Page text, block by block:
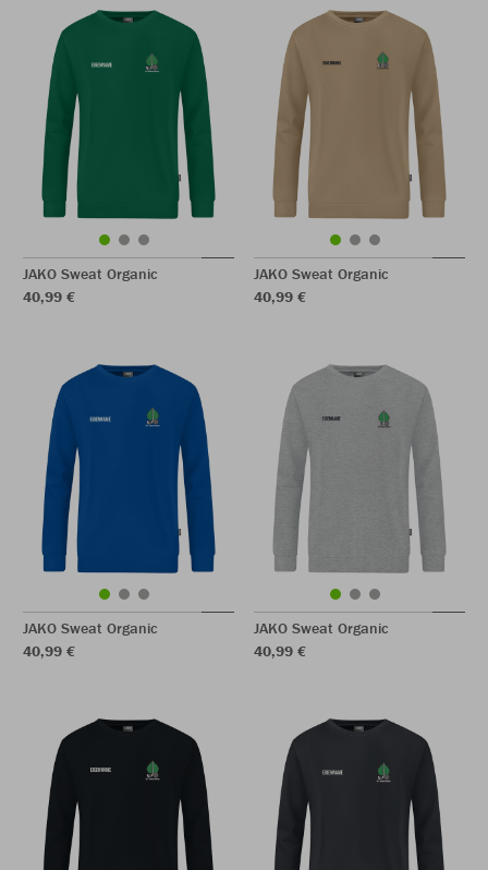
JAKO Sweat Organic
40,99 €
JAKO Sweat Organic
40,99 €
JAKO Sweat Organic
40,99 €
JAKO Sweat Organic
40,99 €